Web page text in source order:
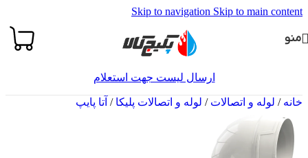
Skip to navigation Skip to main content
منو
ارسال لیست جهت استعلام
خانه/ لوله و اتصالات/ لوله و اتصالات پلیکا/ آتا پایپ